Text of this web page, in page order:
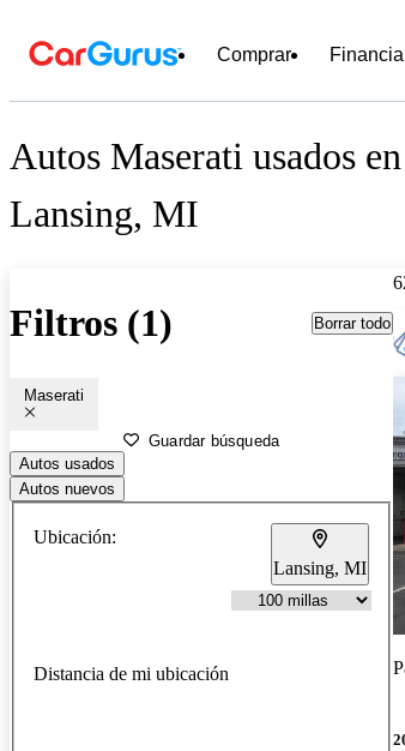
Comprar
Autos Maserati usados
Lansing, MI
Filtros (1) Borrar todo
Maserati
Guardar búsqueda
Autos usados
Autos nuevos
Ubicación:
Lansing, MI
Distancia de mi ubicación